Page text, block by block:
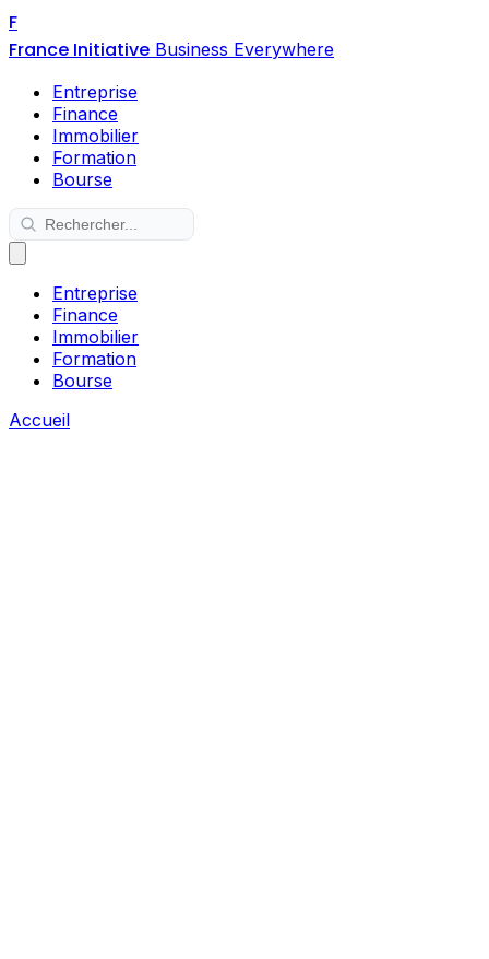
F
France Initiative Business Everywhere
Entreprise
Finance
Immobilier
Formation
Bourse
Entreprise
Finance
Immobilier
Formation
Bourse
Accueil